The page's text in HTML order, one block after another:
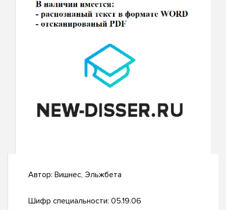
Автор: Вишнес, Эльжбета
Шифр специальности: 05.19.06